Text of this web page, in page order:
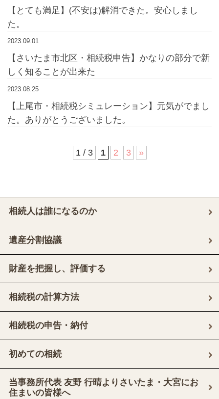
【とても満足】(不安は)解消できた。安心しまし
た。
2023.09.01
【さいたま市北区・相続税申告】かなりの部分で新
しく知ることが出来た
2023.08.25
【上尾市・相続税シミュレーション】元気がでまし
た。ありがとうございました。
1 / 3 1 2 3 »
相続人は誰になるのか
遺産分割協議
財産を把握し、評価する
相続税の計算方法
相続税の申告・納付
初めての相続
当事務所代表 友野 行晴よりさいたま・大宮にお
住まいの皆様へ